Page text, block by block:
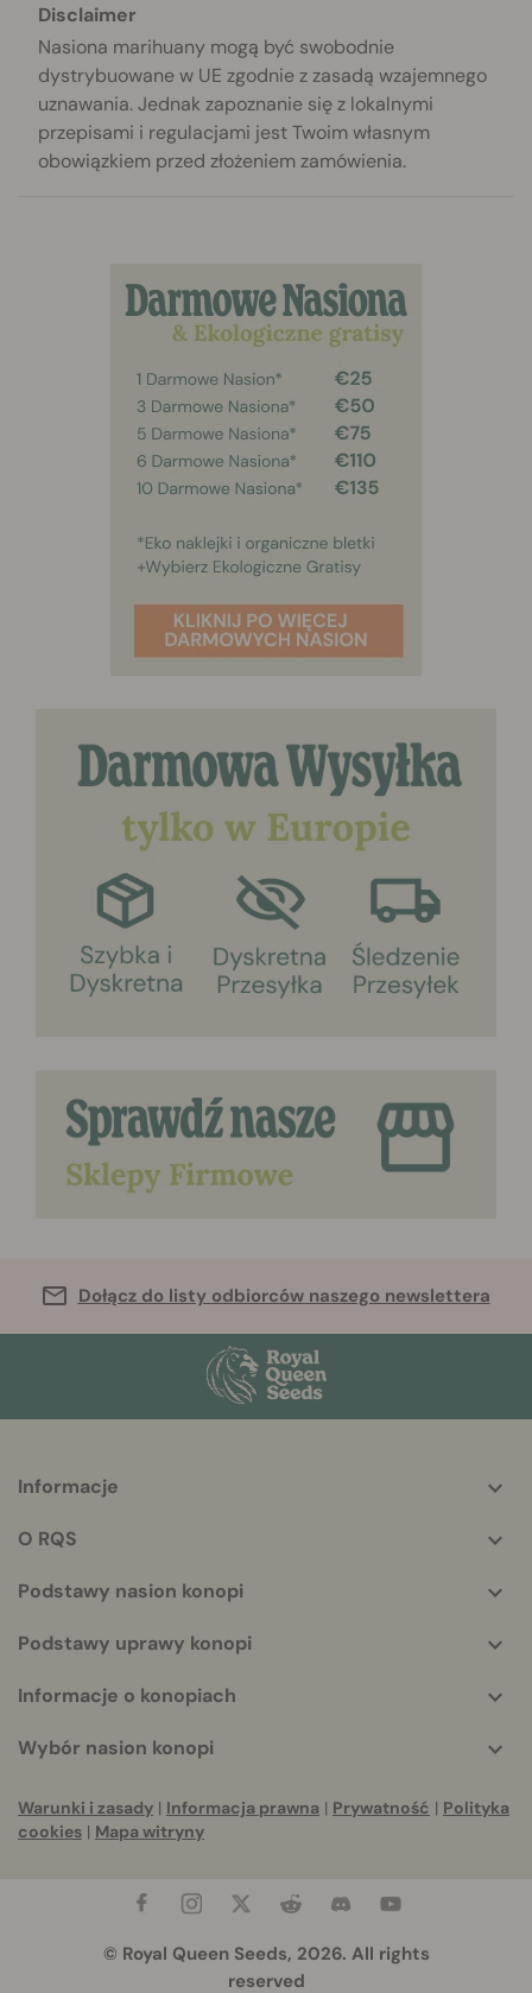
Disclaimer
Nasiona marihuany mogą być swobodnie
dystrybuowane w UE zgodnie z zasadą wzajemnego
uznawania. Jednak zapoznanie się z lokalnymi
przepisami i regulacjami jest Twoim własnym
obowiązkiem przed złożeniem zamówienia.
Dołącz do listy odbiorców naszego newslettera
More
info
Informacje
O RQS
Podstawy nasion konopi
Podstawy uprawy konopi
Informacje o konopiach
Wybór nasion konopi
Warunki i zasady | Informacja prawna | Prywatność | Polityka
cookies | Mapa witryny
© Royal Queen Seeds, 2026. All rights
reserved